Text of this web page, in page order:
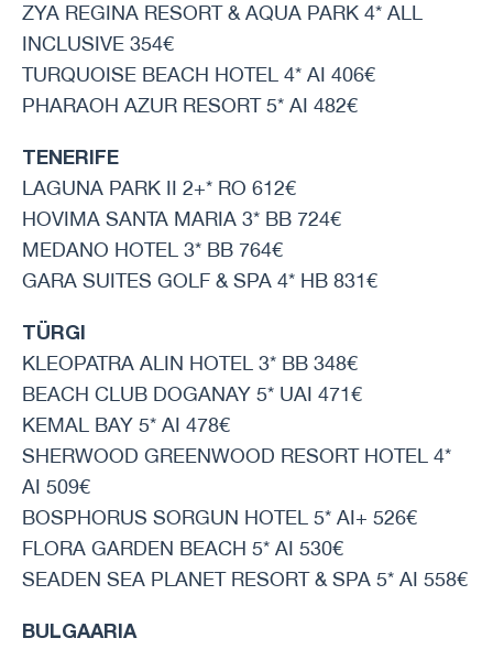
ZYA REGINA RESORT & AQUA PARK 4* ALL
INCLUSIVE 354€
TURQUOISE BEACH HOTEL 4* AI 406€
PHARAOH AZUR RESORT 5* AI 482€
TENERIFE
LAGUNA PARK II 2+* RO 612€
HOVIMA SANTA MARIA 3* BB 724€
MEDANO HOTEL 3* BB 764€
GARA SUITES GOLF & SPA 4* HB 831€
TÜRGI
KLEOPATRA ALIN HOTEL 3* BB 348€
BEACH CLUB DOGANAY 5* UAI 471€
KEMAL BAY 5* AI 478€
SHERWOOD GREENWOOD RESORT HOTEL 4*
AI 509€
BOSPHORUS SORGUN HOTEL 5* AI+ 526€
FLORA GARDEN BEACH 5* AI 530€
SEADEN SEA PLANET RESORT & SPA 5* AI 558€
BULGAARIA